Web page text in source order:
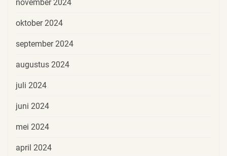
november 2024
oktober 2024
september 2024
augustus 2024
juli 2024
juni 2024
mei 2024
april 2024